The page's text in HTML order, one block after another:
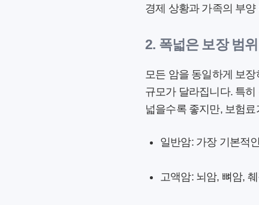
경제 상황과 가족의 부
2. 폭넓은 보장 범
모든 암을 동일하게 보
규모가 달라집니다. 특히
넓을수록 좋지만, 보험
일반암:가장 기본적
고액암:뇌암, 뼈암,